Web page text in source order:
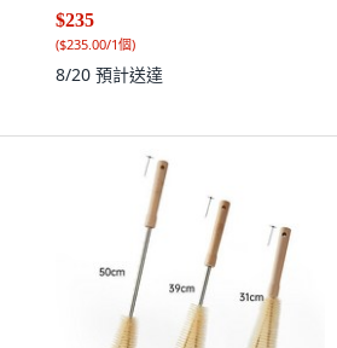
$235
($235.00/1個)
8/20 預計送達